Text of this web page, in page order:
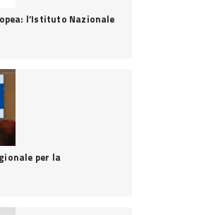
l’Istituto Nazionale
per la